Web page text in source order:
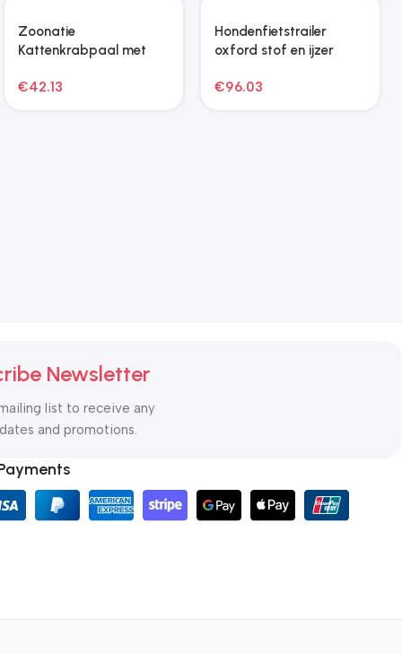
Newsletter
list to receive any
and promotions.